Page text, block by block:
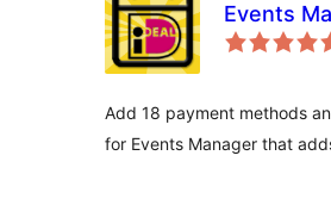
Events
Add 18 payment methods
for Events Manager that